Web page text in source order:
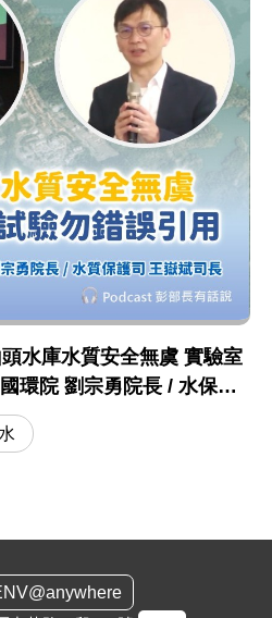
頭水庫水質安全無虞 實驗室
環院 劉宗勇院長 / 水保司